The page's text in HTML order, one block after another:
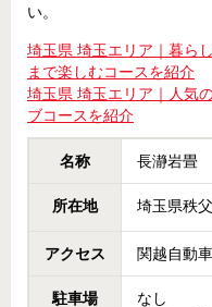
い。
埼玉県 埼玉エリア｜暮ら
まで楽しむコースを紹介
埼玉県 埼玉エリア｜人気
ブコースを紹介
名称 長瀞岩畳
所在地 埼玉県秩
アクセス 関越自動
駐車場
なし